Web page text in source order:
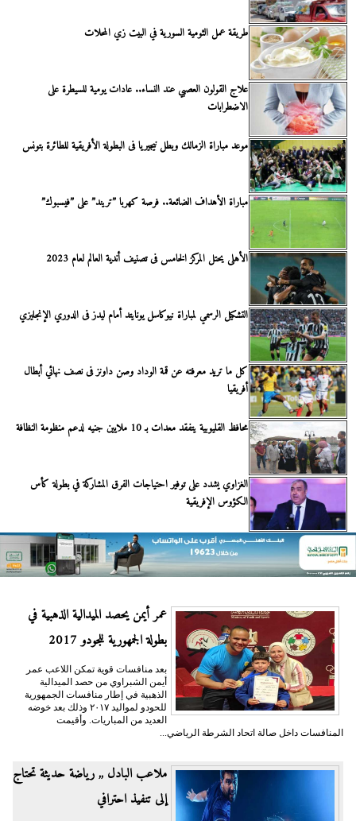
طريقة عمل الثومية السورية في البيت زي المحلات
علاج القولون العصبي عند النساء.. عادات يومية للسيطرة على
الاضطرابات
موعد مباراة الزمالك وبطل نيجيريا فى البطولة الأفريقية للطائرة بتونس
مباراة الأهداف الضائعة.. فرصة كهربا ”تريند” على ”فيسبوك”
الأهلى يحتل المركز الخامس فى تصنيف أندية العالم لعام 2023
التشكيل الرسمي لمباراة نيوكاسل يونايتد أمام ليدز فى الدوري الإنجليزي
كل ما تريد معرفته عن قمة الوداد وصن داونز فى نصف نهائي أبطال
أفريقيا
محافظ القليوبية يتفقد معدات بـ 10 ملايين جنيه لدعم منظومة النظافة
الغزاوي يشدد على توفير احتياجات الفرق المشاركة في بطولة كأس
الكؤوس الإفريقية
عمر أيمن يحصد الميدالية الذهبية في
بطولة الجمهورية للجودو 2017
بعد منافسات قوية تمكن اللاعب عمر
أيمن الشبراوي من حصد الميدالية
الذهبية في إطار منافسات الجمهورية
للحودو لمواليد ٢٠١٧ وذلك بعد خوضه
العديد من المباريات. وأقيمت
المنافسات داخل صالة اتحاد الشرطة الرياضي...
ملاعب البادل ,, رياضة حديثة تحتاج
إلى تنفيذ احترافي